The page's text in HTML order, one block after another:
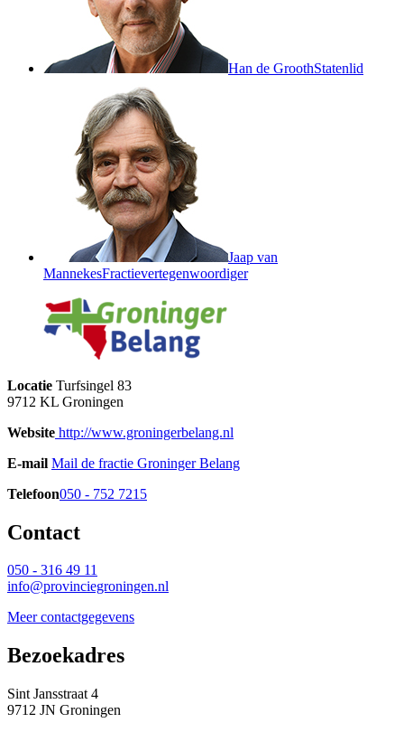
Han de GroothStatenlid
Jaap van
MannekesFractievertegenwoordiger
Locatie Turfsingel 83
9712 KL Groningen
Website http://www.groningerbelang.nl
E-mail Mail de fractie Groninger Belang
Telefoon050 - 752 7215
Contact
050 - 316 49 11
info@provinciegroningen.nl
Meer contactgegevens
Bezoekadres
Sint Jansstraat 4
9712 JN Groningen